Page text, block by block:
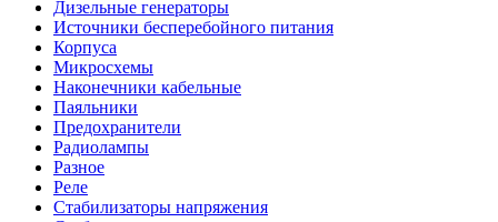
Дизельные генераторы
Источники бесперебойного питания
Корпуса
Микросхемы
Наконечники кабельные
Паяльники
Предохранители
Радиолампы
Разное
Реле
Стабилизаторы напряжения